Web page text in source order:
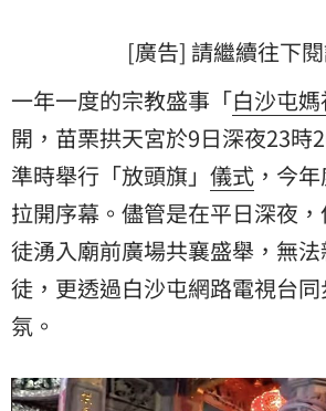
[廣告] 請繼續往下
一年一度的宗教盛事「白沙屯媽
開，苗栗拱天宮於9日深夜23時
準時舉行「放頭旗」 儀式 ，今
拉開序幕。儘管是在平日深夜
徒湧入廟前廣場共襄盛舉，無
徒，更透過白沙屯網路電視台
氛。